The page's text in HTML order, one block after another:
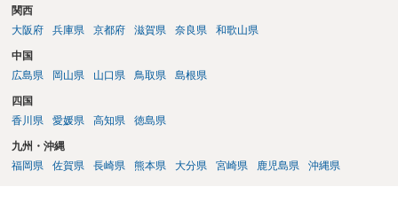
関西
大阪府
兵庫県 京都府 滋賀県 奈良県 和歌山県
中国
広島県
岡山県 山口県 鳥取県 島根県
四国
香川県
愛媛県 高知県 徳島県
九州・沖縄
福岡県
佐賀県 長崎県 熊本県 大分県 宮崎県 鹿児島県 沖縄県